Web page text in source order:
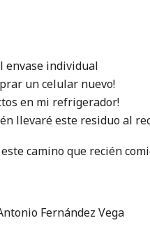
envase individual
un celular nuevo!
en mi refrigerador!
llevaré este residuo al
camino que recién
Fernández Vega